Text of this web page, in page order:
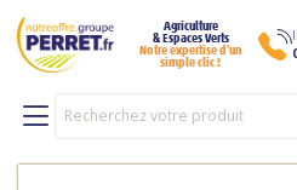
Agriculture
& Espaces Verts
Notre expertise d’un
simple clic !
SÉLECTION DU MOMENT